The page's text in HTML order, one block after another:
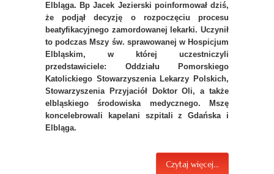
Elbląga. Bp Jacek Jezierski poinformował dziś,
że podjął decyzję o rozpoczęciu procesu
beatyfikacyjnego zamordowanej lekarki. Uczynił
to podczas Mszy św. sprawowanej w Hospicjum
Elbląskim, w której uczestniczyli
przedstawiciele: Oddziału Pomorskiego
Katolickiego Stowarzyszenia Lekarzy Polskich,
Stowarzyszenia Przyjaciół Doktor Oli, a także
elbląskiego środowiska medycznego. Mszę
koncelebrowali kapelani szpitali z Gdańska i
Elbląga.
Czytaj więcej...